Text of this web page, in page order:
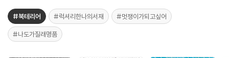
#북테리어 #럭셔리한나의서재 #멋쟁이가되고싶어
#나도가질래명품